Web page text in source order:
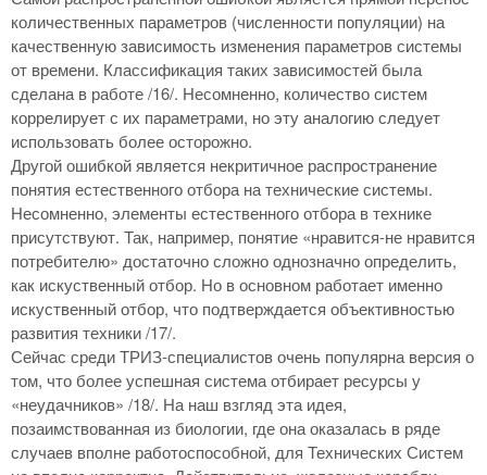
количественных параметров (численности популяции) на
качественную зависимость изменения параметров системы
от времени. Классификация таких зависимостей была
сделана в работе /16/. Несомненно, количество систем
коррелирует с их параметрами, но эту аналогию следует
использовать более осторожно.
Другой ошибкой является некритичное распространение
понятия естественного отбора на технические системы.
Несомненно, элементы естественного отбора в технике
присутствуют. Так, например, понятие «нравится-не нравится
потребителю» достаточно сложно однозначно определить,
как искуственный отбор. Но в основном работает именно
искуственный отбор, что подтверждается объективностью
развития техники /17/.
Сейчас среди ТРИЗ-специалистов очень популярна версия о
том, что более успешная система отбирает ресурсы у
«неудачников» /18/. На наш взгляд эта идея,
позаимствованная из биологии, где она оказалась в ряде
случаев вполне работоспособной, для Технических Систем